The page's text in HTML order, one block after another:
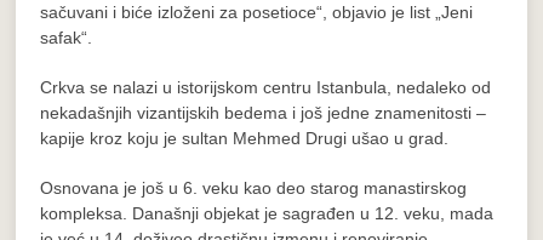
sačuvani i biće izloženi za posetioce“, objavio je list „Jeni
safak“.
Crkva se nalazi u istorijskom centru Istanbula, nedaleko od
nekadašnjih vizantijskih bedema i još jedne znamenitosti –
kapije kroz koju je sultan Mehmed Drugi ušao u grad.
Osnovana je još u 6. veku kao deo starog manastirskog
kompleksa. Današnji objekat je sagrađen u 12. veku, mada